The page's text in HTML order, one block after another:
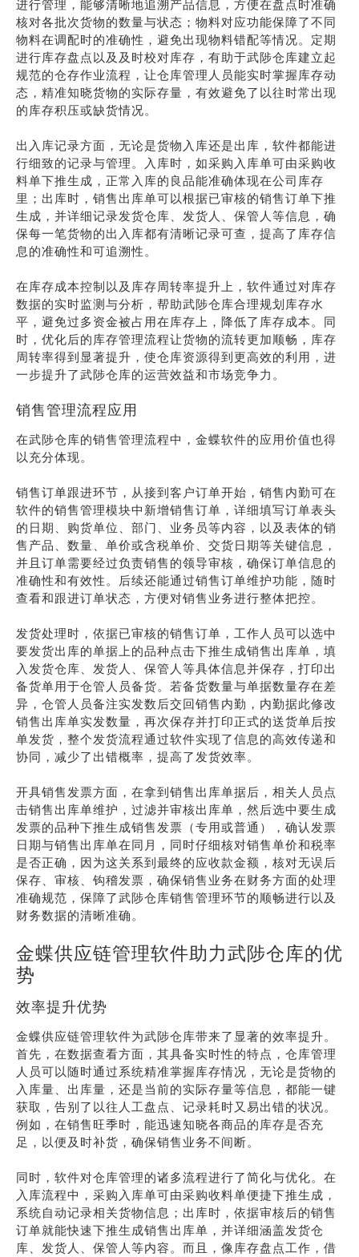
进行管理，能够清晰地追溯产品信息，方便在盘点时准确
核对各批次货物的数量与状态；物料对应功能保障了不同
物料在调配时的准确性，避免出现物料错配等情况。定期
进行库存盘点以及及时校对库存，有助于武陟仓库建立起
规范的仓存作业流程，让仓库管理人员能实时掌握库存动
态，精准知晓货物的实际存量，有效避免了以往时常出现
的库存积压或缺货情况。
出入库记录方面，无论是货物入库还是出库，软件都能进
行细致的记录与管理。入库时，如采购入库单可由采购收
料单下推生成，正常入库的良品能准确体现在公司库存
里；出库时，销售出库单可以根据已审核的销售订单下推
生成，并详细记录发货仓库、发货人、保管人等信息，确
保每一笔货物的出入库都有清晰记录可查，提高了库存信
息的准确性和可追溯性。
在库存成本控制以及库存周转率提升上，软件通过对库存
数据的实时监测与分析，帮助武陟仓库合理规划库存水
平，避免过多资金被占用在库存上，降低了库存成本。同
时，优化后的库存管理流程让货物的流转更加顺畅，库存
周转率得到显著提升，使仓库资源得到更高效的利用，进
一步提升了武陟仓库的运营效益和市场竞争力。
销售管理流程应用
在武陟仓库的销售管理流程中，金蝶软件的应用价值也得
以充分体现。
销售订单跟进环节，从接到客户订单开始，销售内勤可在
软件的销售管理模块中新增销售订单，详细填写订单表头
的日期、购货单位、部门、业务员等内容，以及表体的销
售产品、数量、单价或含税单价、交货日期等关键信息，
并且订单需要经过负责销售的领导审核，确保订单信息的
准确性和有效性。后续还能通过销售订单维护功能，随时
查看和跟进订单状态，方便对销售业务进行整体把控。
发货处理时，依据已审核的销售订单，工作人员可以选中
要发货出库的单据上的品种点击下推生成销售出库单，填
入发货仓库、发货人、保管人等具体信息并保存，打印出
备货单用于仓管人员备货。若备货数量与单据数量存在差
异，仓管人员备注实发数后交回销售内勤，内勤据此修改
销售出库单实发数量，再次保存并打印正式的送货单后按
单发货，整个发货流程通过软件实现了信息的高效传递和
协同，减少了出错概率，提高了发货效率。
开具销售发票方面，在拿到销售出库单据后，相关人员点
击销售出库单维护，过滤并审核出库单，然后选中要生成
发票的品种下推生成销售发票（专用或普通），确认发票
日期与销售出库单在同月，同时仔细核对销售单价和税率
是否正确，因为这关系到最终的应收款金额，核对无误后
保存、审核、钩稽发票，确保销售业务在财务方面的处理
准确规范，保障了武陟仓库销售管理环节的顺畅进行以及
财务数据的清晰准确。
金蝶供应链管理软件助力武陟仓库的优
势
效率提升优势
金蝶供应链管理软件为武陟仓库带来了显著的效率提升。
首先，在数据查看方面，其具备实时性的特点，仓库管理
人员可以随时通过系统精准掌握库存情况，无论是货物的
入库量、出库量，还是当前的实际存量等信息，都能一键
获取，告别了以往人工盘点、记录耗时又易出错的状况。
例如，在销售旺季时，能迅速知晓各商品的库存是否充
足，以便及时补货，确保销售业务不间断。
同时，软件对仓库管理的诸多流程进行了简化与优化。在
入库流程中，采购入库单可由采购收料单便捷下推生成，
系统自动记录相关货物信息；出库时，依据审核后的销售
订单就能快速下推生成销售出库单，并详细涵盖发货仓
库、发货人、保管人等内容。而且，像库存盘点工作，借